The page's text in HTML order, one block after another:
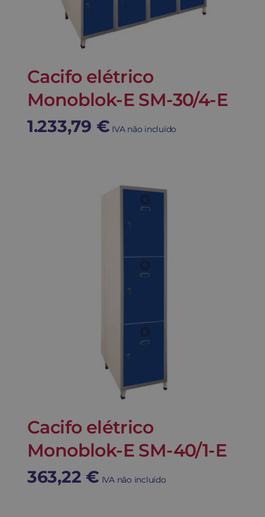
Cacifo elétrico
Monoblok-E SM-30/4-E
1.233,79 € IVA não incluído
Cacifo elétrico
Monoblok-E SM-40/1-E
363,22 € IVA não incluído